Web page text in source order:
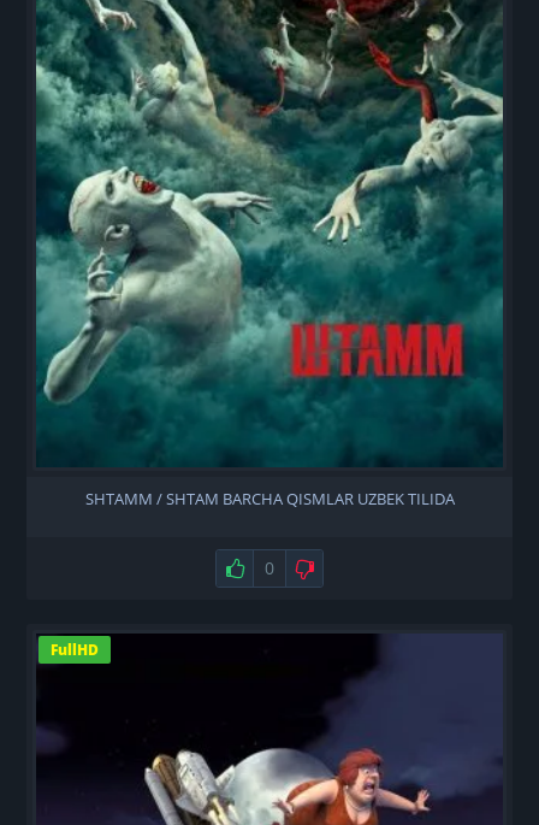
SHTAMM / SHTAM BARCHA QISMLAR UZBEK TILIDA
Нравится
0 Не нравится
FullHD